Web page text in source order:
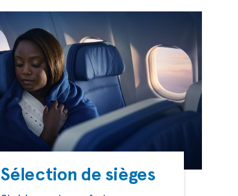
Sélection de sièges